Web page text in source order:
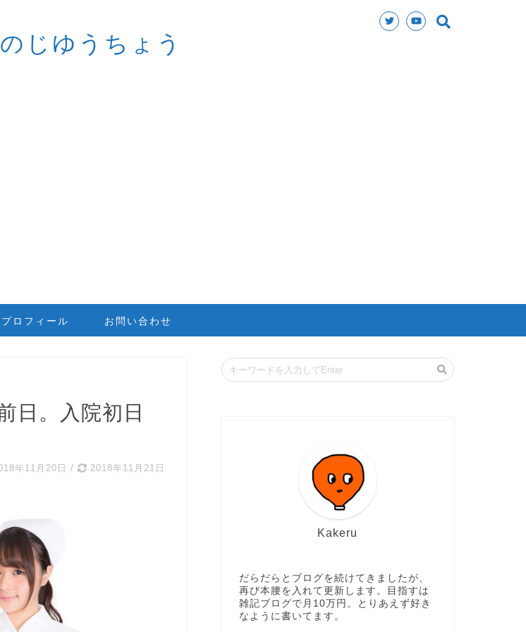
じゆうちょう
プロフィール お問い合わせ
日。入院初日
年11月20日 / 2018年11月21日
Kakeru
だらだらとブログを続けてきましたが、
再び本腰を入れて更新します。目指すは
雑記ブログで月10万円。とりあえず好き
なように書いてます。